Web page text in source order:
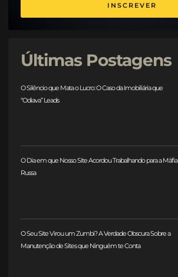
INSCREVER
Últimas Postagens
O Silêncio que Mata o Lucro: O Caso da Imobiliária que
“Odiava” Leads
O Dia em que Nosso Site Acordou Trabalhando para a Máfia
Russa
O Seu Site Virou um Zumbi? A Verdade Obscura Sobre a
Manutenção de Sites que Ninguém te Conta